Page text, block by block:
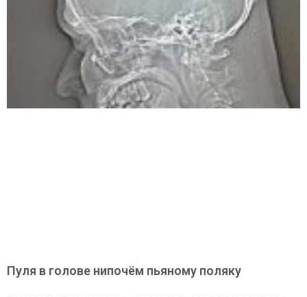
Пуля в голове нипочём пьяному поляку